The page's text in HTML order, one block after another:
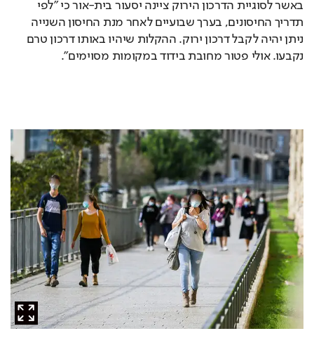
באשר לסוגיית הדרכון הירוק ציינה יסעור בית-אור כי "לפי
תדריך החיסונים, בערך שבועיים לאחר מנת החיסון השנייה
ניתן יהיה לקבל דרכון ירוק. ההקלות שיהיו באותו דרכון טרם
נקבעו. אולי פטור מחובת בידוד במקומות מסוימים".